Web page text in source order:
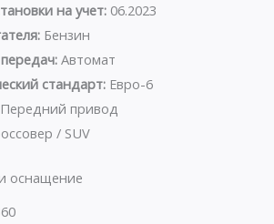
на учет:06.2023
Бензин
Автомат
стандарт:Евро-6
привод
/ SUV
оснащение